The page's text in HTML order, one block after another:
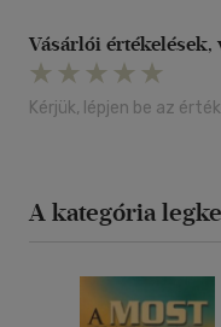
Vásárlói értékelések,
Kérjük, lépjen be az
A kategória